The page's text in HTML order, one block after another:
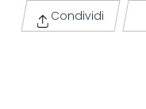
Condividi